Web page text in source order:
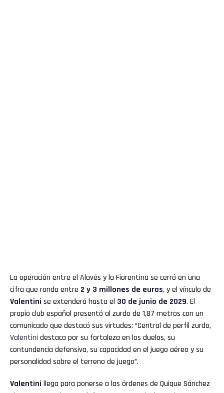
La operación entre el Alavés y la Fiorentina se cerró en una
cifra que ronda entre 2 y 3 millones de euros, y el vínculo de
Valentini se extenderá hasta el 30 de junio de 2029. El
propio club español presentó al zurdo de 1,87 metros con un
comunicado que destacó sus virtudes: “Central de perfil zurdo,
Valentini destaca por su fortaleza en los duelos, su
contundencia defensiva, su capacidad en el juego aéreo y su
personalidad sobre el terreno de juego”.
Valentini llega para ponerse a las órdenes de Quique Sánchez